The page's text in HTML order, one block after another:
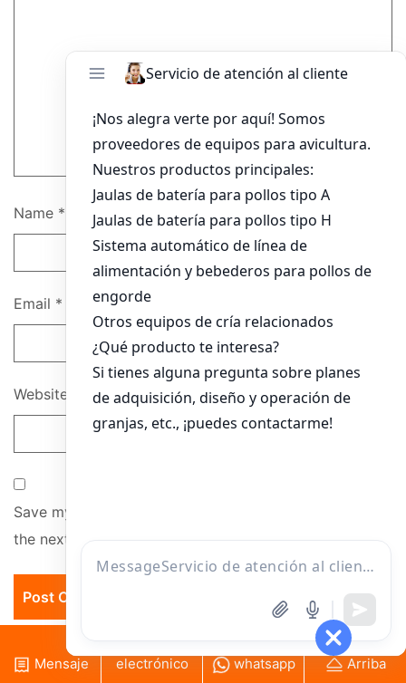
Name *
Email *
Website
Save my name, email, and website in this browser for
the next time I comment.
Mensaje
electrónico
whatsapp Arriba